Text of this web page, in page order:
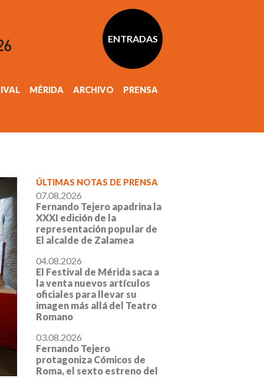
ENTRADAS
MÉRIDA ARCHIVO PRENSA
ÚLTIMAS NOTAS DE PRENSA
07.08.2026
Fernando Tejero apadrina la
XXXI edición de la
representación popular de
El alcalde de Zalamea
04.08.2026
El Festival de Mérida saca a
la venta nuevos artículos
oficiales para llevar su
imagen más allá del Teatro
Romano
03.08.2026
Fernando Tejero
protagoniza Cómicos de
Roma, el sexto estreno del